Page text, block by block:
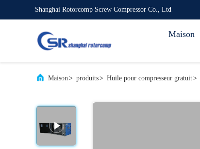
Shanghai Rotorcomp Screw Compressor Co., Ltd
Maison
Maison> produits> Huile pour compresseur gratuit>